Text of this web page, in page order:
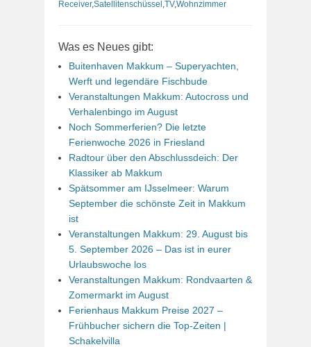
Receiver,Satellitenschüssel TV,Wohnzimmer
Was es Neues gibt:
Buitenhaven Makkum – Superyachten,
Werft und legendäre Fischbude
Veranstaltungen Makkum: Autocross und
Verhalenbingo im August
Noch Sommerferien? Die letzte
Ferienwoche 2026 in Friesland
Radtour über den Abschlussdeich: Der
Klassiker ab Makkum
Spätsommer am IJsselmeer: Warum
September die schönste Zeit in Makkum
ist
Veranstaltungen Makkum: 29. August bis
5. September 2026 – Das ist in eurer
Urlaubswoche los
Veranstaltungen Makkum: Rondvaarten &
Zomermarkt im August
Ferienhaus Makkum Preise 2027 –
Frühbucher sichern die Top-Zeiten |
Schakelvilla